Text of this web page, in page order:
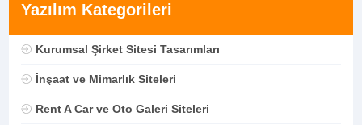
Yazılım Kategorileri
Kurumsal Şirket Sitesi Tasarımları
İnşaat ve Mimarlık Siteleri
Rent A Car ve Oto Galeri Siteleri